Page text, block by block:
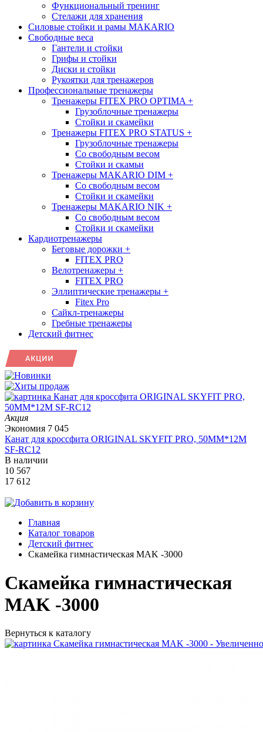
Функциональный тренинг
Стелажи для хранения
Силовые стойки и рамы MAKARIO
Свободные веса
Гантели и стойки
Грифы и стойки
Диски и стойки
Рукоятки для тренажеров
Профессиональные тренажеры
Тренажеры FITEX PRO OPTIMA +
Грузоблочные тренажеры
Стойки и скамейки
Тренажеры FITEX PRO STATUS +
Грузоблочные тренажеры
Со свободным весом
Стойки и скамьи
Тренажеры MAKARIO DIM +
Со свободным весом
Стойки и скамейки
Тренажеры MAKARIO NIK +
Со свободным весом
Стойки и скамейки
Кардиотренажеры
Беговые дорожки +
FITEX PRO
Велотренажеры +
FITEX PRO
Эллиптические тренажеры +
Fitex Pro
Сайкл-тренажеры
Гребные тренажеры
Детский фитнес
Акция
Экономия 7 045
Канат для кроссфита ORIGINAL SKYFIT PRO, 50MM*12M
SF-RС12
В наличии
10 567
17 612
Главная
Каталог товаров
Детский фитнес
Скамейка гимнастическая MAK -3000
Скамейка гимнастическая
MAK -3000
Вернуться к каталогу